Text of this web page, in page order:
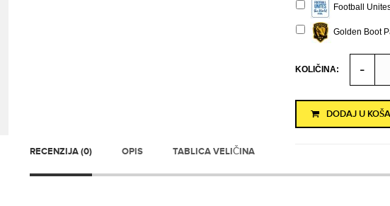
Football
Golden Boot
KOLIČINA:
DODAJ U
RECENZIJA (0) OPIS TABLICA VELIČINA